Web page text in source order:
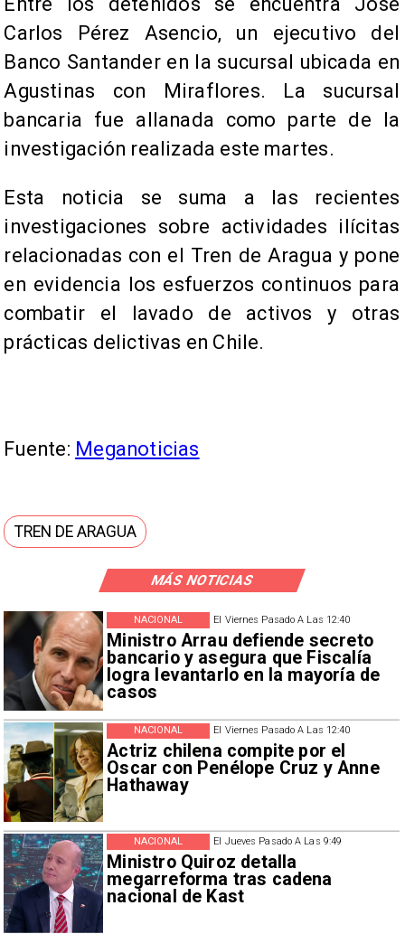
MÁS NOTICIAS
El Viernes Pasado A Las 12:40
Ministro Arrau defiende secreto
bancario y asegura que Fiscalía
logra levantarlo en la mayoría de
casos
NACIONAL
El Viernes Pasado A Las 12:40
Actriz chilena compite por el
Oscar con Penélope Cruz y Anne
Hathaway
NACIONAL
El Jueves Pasado A Las 9:49
Ministro Quiroz detalla
megarreforma tras cadena
nacional de Kast
NACIONAL
Carlos Pérez Asencio, un ejecutivo del
Banco Santander en la sucursal ubicada en
Agustinas con Miraflores. La sucursal
bancaria fue allanada como parte de la
investigación realizada este martes.
Esta noticia se suma a las recientes
investigaciones sobre actividades ilícitas
relacionadas con el Tren de Aragua y pone
en evidencia los esfuerzos continuos para
combatir el lavado de activos y otras
prácticas delictivas en Chile.
Fuente: Meganoticias
TREN DE ARAGUA